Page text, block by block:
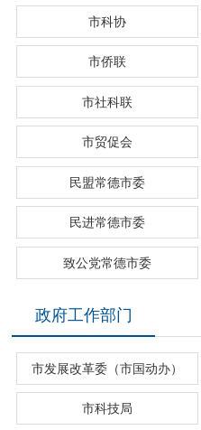
市科协
市侨联
市社科联
市贸促会
民盟常德市委
民进常德市委
致公党常德市委
政府工作部门
市发展改革委（市国动办）
市科技局